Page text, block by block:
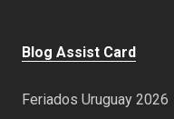
Blog Assist Card
Feriados Uruguay 2026